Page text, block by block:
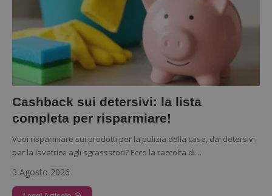
Cashback sui detersivi: la lista
completa per risparmiare!
Vuoi risparmiare sui prodotti per la pulizia della casa, dai detersivi
per la lavatrice agli sgrassatori? Ecco la raccolta di…
3 Agosto 2026